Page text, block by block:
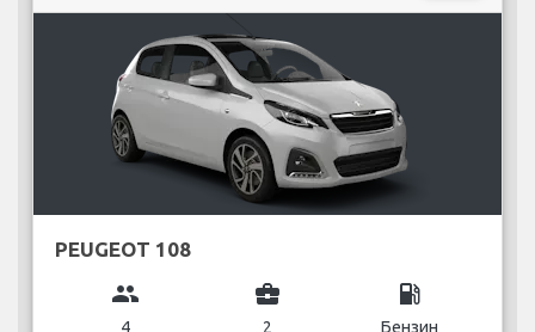
PEUGEOT 108
group
4
business_center
2
local_gas_station
Бензин